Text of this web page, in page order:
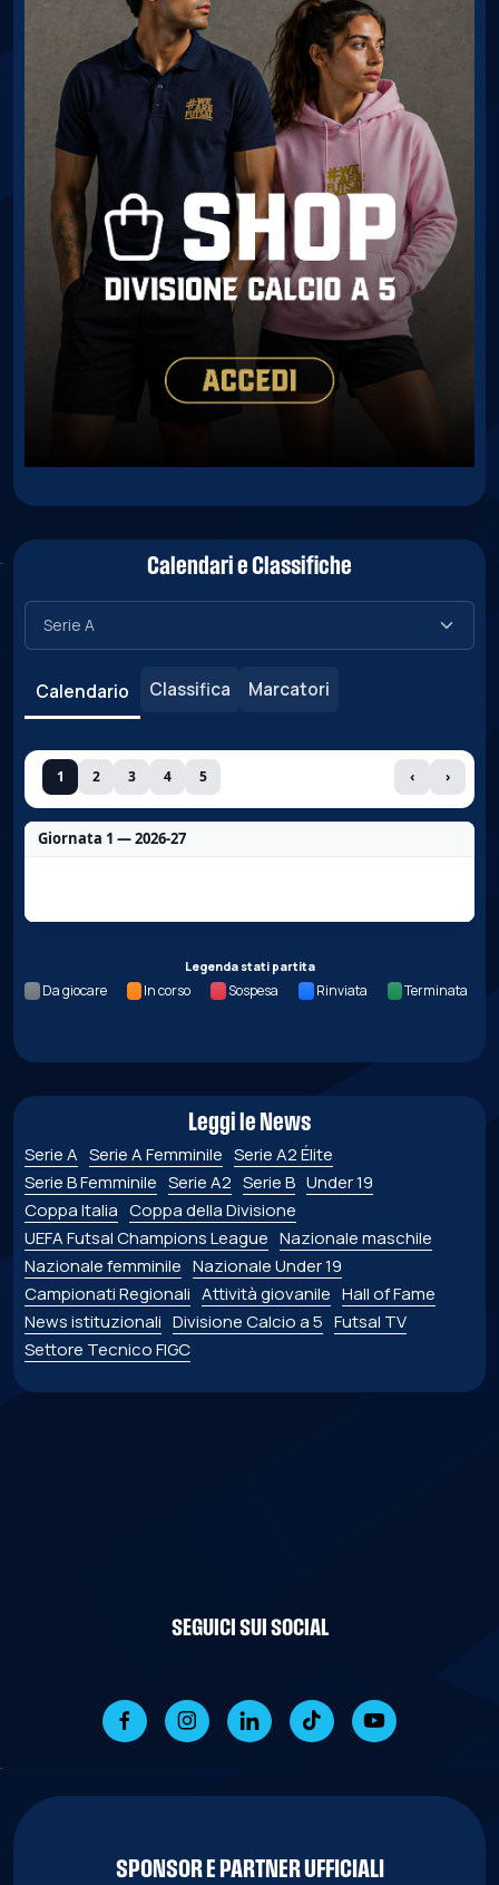
Calendari e Classifiche
Calendario Classifica Marcatori
1 2 3 4 5 ‹ ›
Giornata 1 — 2026-27
Legenda stati partita
Da giocare In corso Sospesa Rinviata Terminata
Leggi le News
Serie A Serie A Femminile Serie A2 Élite
Serie B Femminile Serie A2 Serie B Under 19
Coppa Italia Coppa della Divisione
UEFA Futsal Champions League Nazionale maschile
Nazionale femminile Nazionale Under 19
Campionati Regionali Attività giovanile Hall of Fame
News istituzionali Divisione Calcio a 5 Futsal TV
Settore Tecnico FIGC
SEGUICI SUI SOCIAL
SPONSOR E PARTNER UFFICIALI